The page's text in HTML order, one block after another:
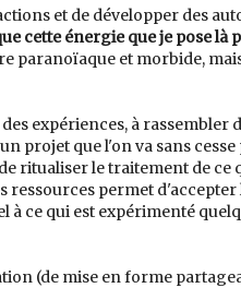
et de développer des
cette énergie que je pose là
paranoïaque et morbide,
expériences, à rassembler
projet que l'on va sans
ritualiser le traitement de
ressources permet
à ce qui est expérimenté
(de mise en forme